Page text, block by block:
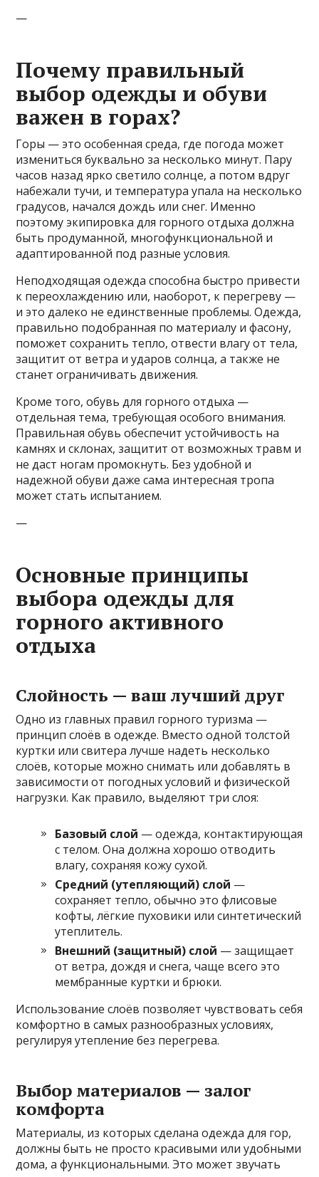
—
Почему правильный
выбор одежды и обуви
важен в горах?
Горы — это особенная среда, где погода может
измениться буквально за несколько минут. Пару
часов назад ярко светило солнце, а потом вдруг
набежали тучи, и температура упала на несколько
градусов, начался дождь или снег. Именно
поэтому экипировка для горного отдыха должна
быть продуманной, многофункциональной и
адаптированной под разные условия.
Неподходящая одежда способна быстро привести
к переохлаждению или, наоборот, к перегреву —
и это далеко не единственные проблемы. Одежда,
правильно подобранная по материалу и фасону,
поможет сохранить тепло, отвести влагу от тела,
защитит от ветра и ударов солнца, а также не
станет ограничивать движения.
Кроме того, обувь для горного отдыха —
отдельная тема, требующая особого внимания.
Правильная обувь обеспечит устойчивость на
камнях и склонах, защитит от возможных травм и
не даст ногам промокнуть. Без удобной и
надежной обуви даже сама интересная тропа
может стать испытанием.
—
Основные принципы
выбора одежды для
горного активного
отдыха
Слойность — ваш лучший друг
Одно из главных правил горного туризма —
принцип слоёв в одежде. Вместо одной толстой
куртки или свитера лучше надеть несколько
слоёв, которые можно снимать или добавлять в
зависимости от погодных условий и физической
нагрузки. Как правило, выделяют три слоя:
Базовый слой — одежда, контактирующая
с телом. Она должна хорошо отводить
влагу, сохраняя кожу сухой.
Средний (утепляющий) слой —
сохраняет тепло, обычно это флисовые
кофты, лёгкие пуховики или синтетический
утеплитель.
Внешний (защитный) слой — защищает
от ветра, дождя и снега, чаще всего это
мембранные куртки и брюки.
Использование слоёв позволяет чувствовать себя
комфортно в самых разнообразных условиях,
регулируя утепление без перегрева.
Выбор материалов — залог
комфорта
Материалы, из которых сделана одежда для гор,
должны быть не просто красивыми или удобными
дома, а функциональными. Это может звучать